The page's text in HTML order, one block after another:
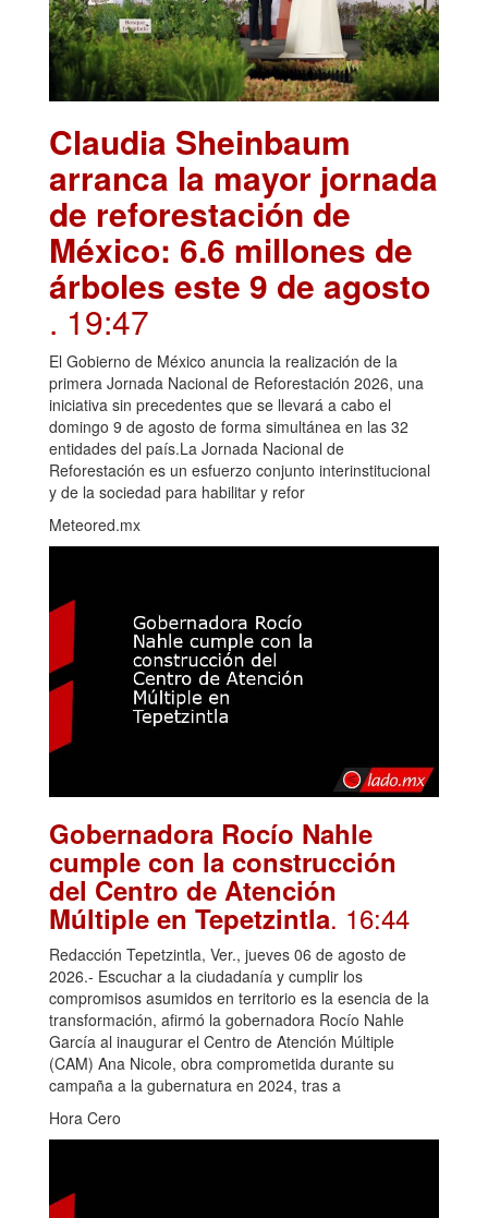
Claudia Sheinbaum
arranca la mayor jornada
de reforestación de
México: 6.6 millones de
árboles este 9 de agosto
. 19:47
El Gobierno de México anuncia la realización de la
primera Jornada Nacional de Reforestación 2026, una
iniciativa sin precedentes que se llevará a cabo el
domingo 9 de agosto de forma simultánea en las 32
entidades del país.La Jornada Nacional de
Reforestación es un esfuerzo conjunto interinstitucional
y de la sociedad para habilitar y refor
Meteored.mx
Gobernadora Rocío Nahle
cumple con la construcción
del Centro de Atención
Múltiple en Tepetzintla. 16:44
Redacción Tepetzintla, Ver., jueves 06 de agosto de
2026.- Escuchar a la ciudadanía y cumplir los
compromisos asumidos en territorio es la esencia de la
transformación, afirmó la gobernadora Rocío Nahle
García al inaugurar el Centro de Atención Múltiple
(CAM) Ana Nicole, obra comprometida durante su
campaña a la gubernatura en 2024, tras a
Hora Cero